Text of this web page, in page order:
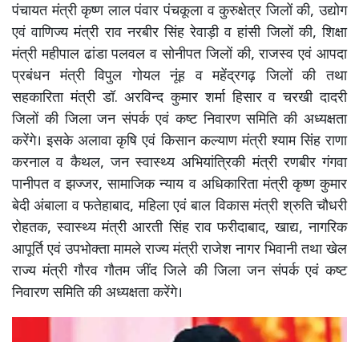
पंचायत मंत्री कृष्ण लाल पंवार पंचकूला व कुरुक्षेत्र जिलों की, उद्योग
एवं वाणिज्य मंत्री राव नरबीर सिंह रेवाड़ी व हांसी जिलों की, शिक्षा
मंत्री महीपाल ढांडा पलवल व सोनीपत जिलों की, राजस्व एवं आपदा
प्रबंधन मंत्री विपुल गोयल नूंह व महेंद्रगढ़ जिलों की तथा
सहकारिता मंत्री डॉ. अरविन्द कुमार शर्मा हिसार व चरखी दादरी
जिलों की जिला जन संपर्क एवं कष्ट निवारण समिति की अध्यक्षता
करेंगे। इसके अलावा कृषि एवं किसान कल्याण मंत्री श्याम सिंह राणा
करनाल व कैथल, जन स्वास्थ्य अभियांत्रिकी मंत्री रणबीर गंगवा
पानीपत व झज्जर, सामाजिक न्याय व अधिकारिता मंत्री कृष्ण कुमार
बेदी अंबाला व फतेहाबाद, महिला एवं बाल विकास मंत्री श्रुति चौधरी
रोहतक, स्वास्थ्य मंत्री आरती सिंह राव फरीदाबाद, खाद्य, नागरिक
आपूर्ति एवं उपभोक्ता मामले राज्य मंत्री राजेश नागर भिवानी तथा खेल
राज्य मंत्री गौरव गौतम जींद जिले की जिला जन संपर्क एवं कष्ट
निवारण समिति की अध्यक्षता करेंगे।